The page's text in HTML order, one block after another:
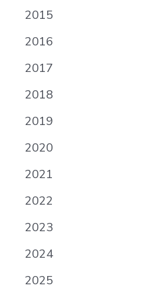
2015
2016
2017
2018
2019
2020
2021
2022
2023
2024
2025